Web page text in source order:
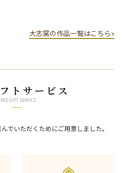
大志窯の作品一覧はこちら»
トサービス
GIFT SERVICE
でいただくためにご用意しました。